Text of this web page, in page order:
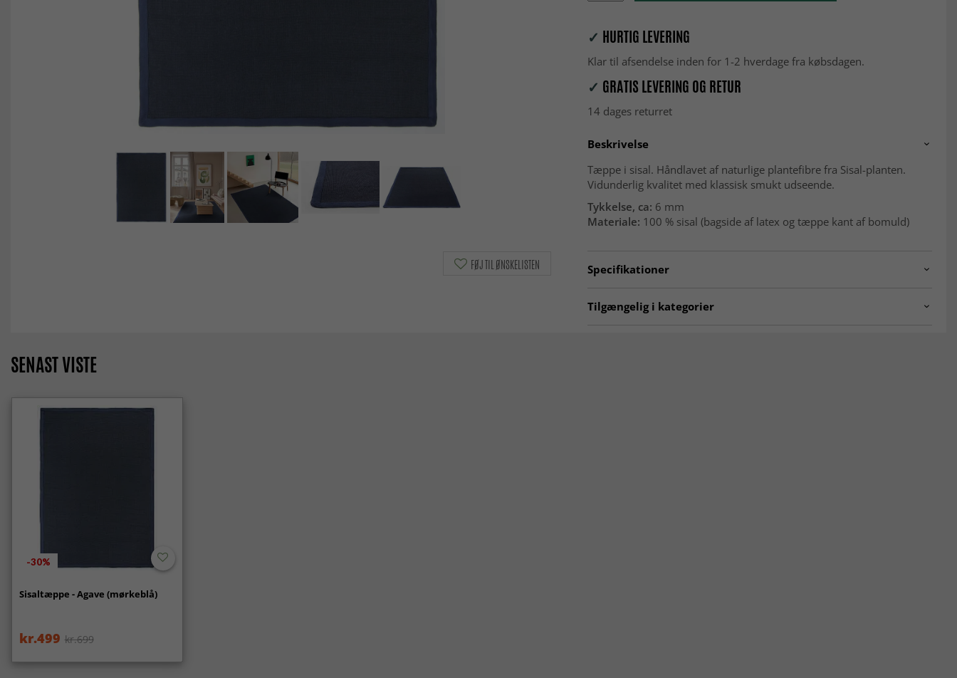
✓ HURTIG LEVERING
Klar til afsendelse inden for 1-2 hverdage fra købsdagen.
✓ GRATIS LEVERING OG RETUR
14 dages returret
Beskrivelse
Tæppe i sisal. Håndlavet af naturlige plantefibre fra Sisal-planten.
Vidunderlig kvalitet med klassisk smukt udseende.
Tykkelse, ca: 6 mm
Materiale: 100 % sisal (bagside af latex og tæppe kant af bomuld)
Specifikationer
Tilgængelig i kategorier
FØJ TIL ØNSKELISTEN
SENAST VISTE
-30%
Sisaltæppe - Agave (mørkeblå)
kr.499 kr.699